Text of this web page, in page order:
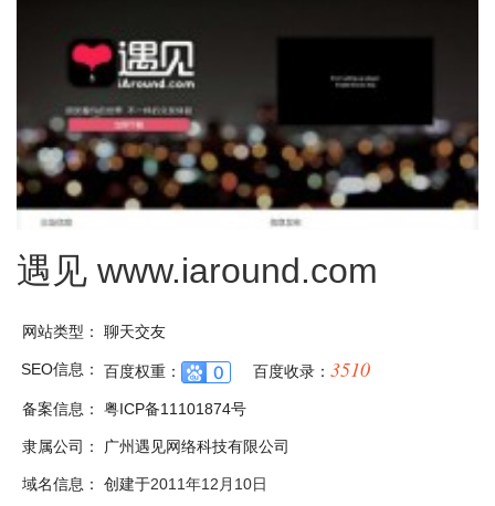
遇见 www.iaround.com
网站类型： 聊天交友
SEO信息： 百度权重： 百度收录： 3510
备案信息： 粤ICP备11101874号
隶属公司： 广州遇见网络科技有限公司
域名信息： 创建于2011年12月10日